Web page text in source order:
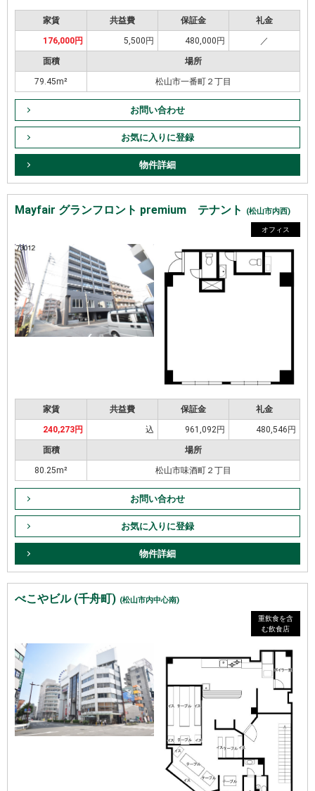
家賃 共益費 保証金 礼金
176,000円 5,500円 480,000円 ／
面積 場所
79.45m² 松山市一番町２丁目
お問い合わせ
お気に入りに登録
物件詳細
Mayfair グランフロント premium テナント (松山市内西)
オフィス
家賃 共益費 保証金 礼金
240,273円 込 961,092円 480,546円
面積 場所
80.25m² 松山市味酒町２丁目
お問い合わせ
お気に入りに登録
物件詳細
べこやビル (千舟町) (松山市内中心南)
重飲食を含
む飲食店